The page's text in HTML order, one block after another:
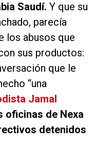
Saudí. Y que su
parecía
los abusos que
sus productos:
que le
“una
Jamal
oficinas de Nexa
detenidos